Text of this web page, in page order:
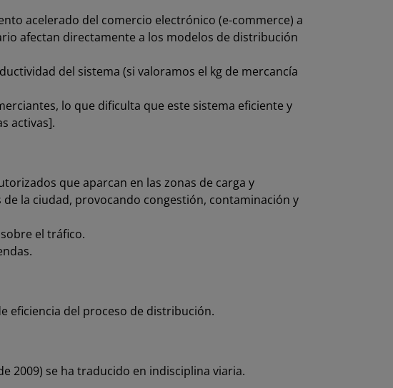
acelerado del comercio electrónico (e-commerce) a
afectan directamente a los modelos de distribución
del sistema (si valoramos el kg de mercancía
lo que dificulta que este sistema eficiente y
activas].
que aparcan en las zonas de carga y
la ciudad, provocando congestión, contaminación y
el tráfico.
eficiencia del proceso de distribución.
2009) se ha traducido en indisciplina viaria.